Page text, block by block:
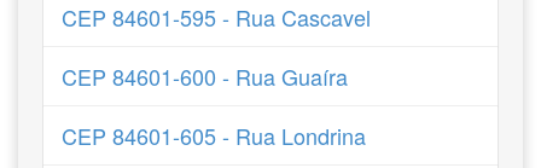
CEP 84601-595 - Rua Cascavel
CEP 84601-600 - Rua Guaíra
CEP 84601-605 - Rua Londrina